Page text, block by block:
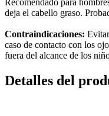
Recomendado para
deja el cabello graso.
Contraindicaciones:
caso de contacto con los
fuera del alcance de los
Detalles del